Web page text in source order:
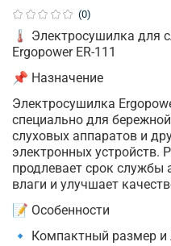
(0)
🌡️ Электросушилка для
Ergopower ER-111
📌 Назначение
Электросушилка
специально для
слуховых аппаратов и
электронных устройств.
продлевает срок службы
влаги и улучшает
📝 Особенности
🔹 Компактный размер и